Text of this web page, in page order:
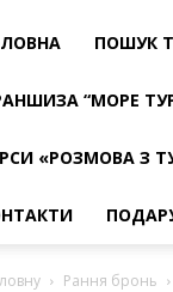
ПОШУК
“МОРЕ
«РОЗМОВА З
Рання бронь